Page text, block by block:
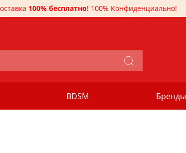
100% бесплатно! 100% Конфиденциально!
BDSM Бренды